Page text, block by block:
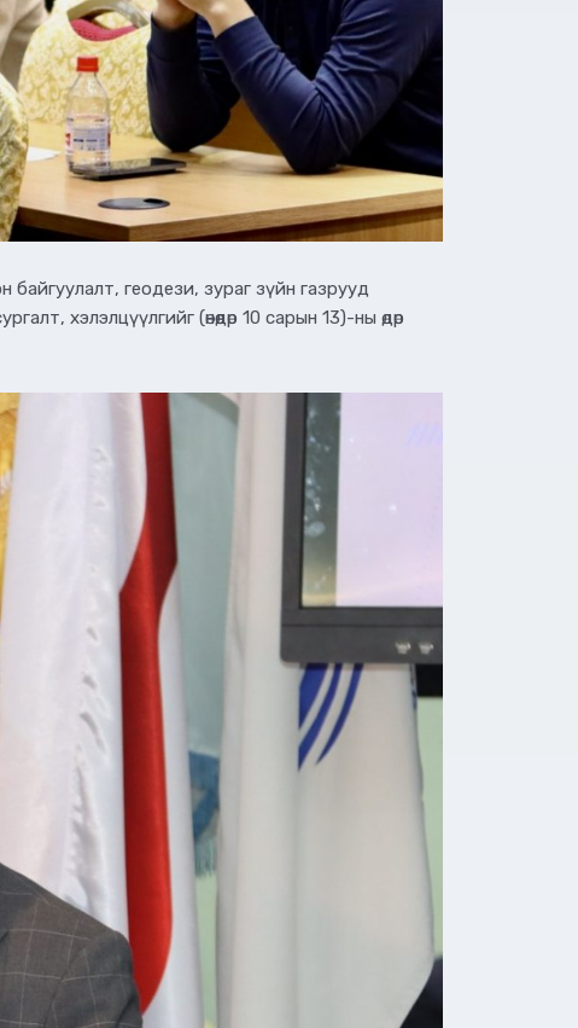
геодези, зураг зүйн газрууд
хэлэлцүүлгийг (өнөөдөр 10 сарын 13)-ны өдөр